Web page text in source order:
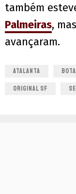
também
Palmeiras,
avançaram.
ATALANTA
ORIGINAL SF